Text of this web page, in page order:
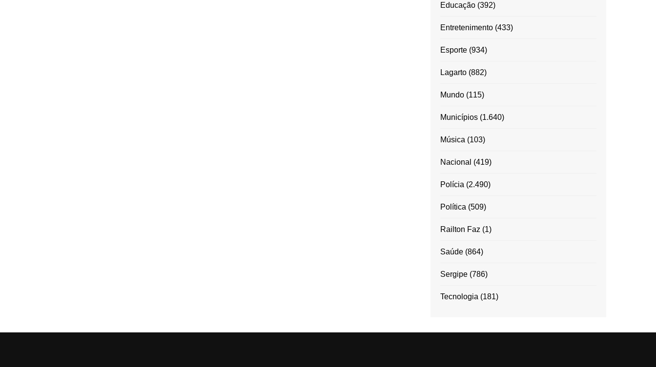
Educação (392)
Entretenimento (433)
Esporte (934)
Lagarto (882)
Mundo (115)
Municípios (1.640)
Música (103)
Nacional (419)
Polícia (2.490)
Política (509)
Railton Faz (1)
Saúde (864)
Sergipe (786)
Tecnologia (181)